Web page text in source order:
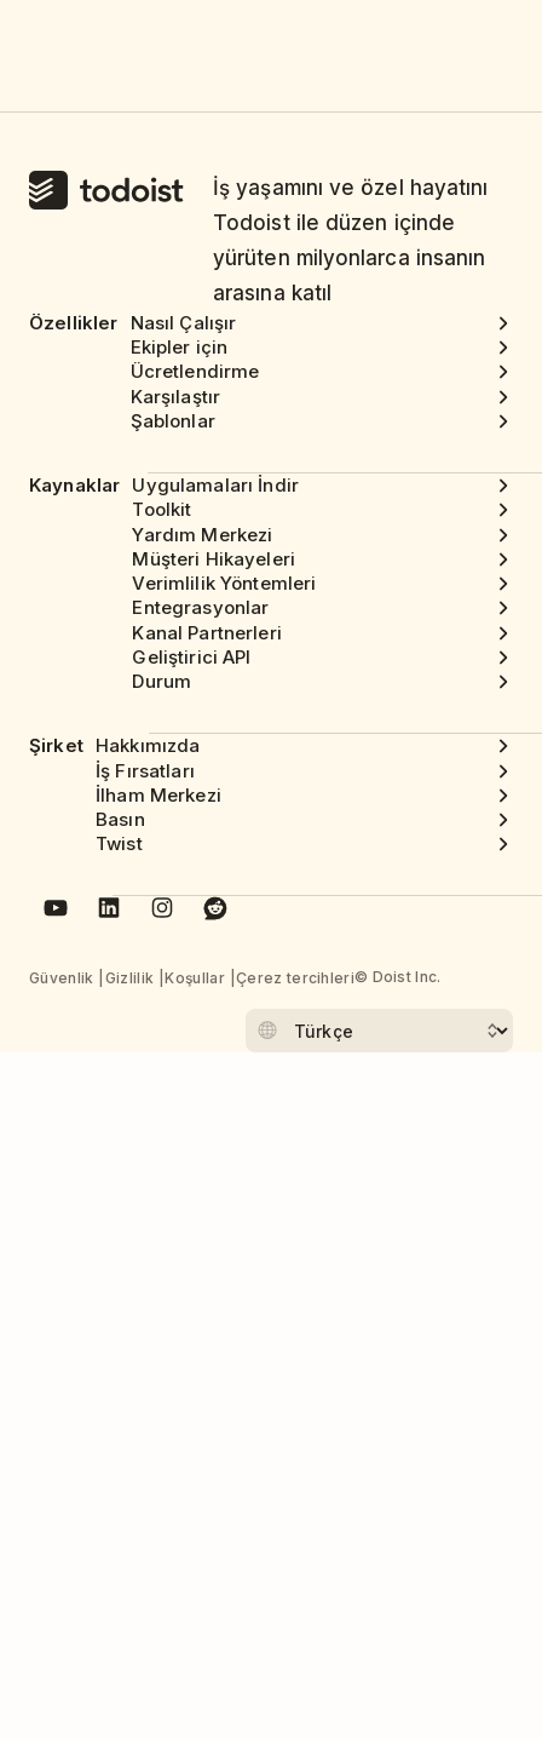
İş yaşamını ve özel hayatını
Todoist ile düzen içinde
yürüten milyonlarca insanın
arasına katıl
Özellikler
Nasıl Çalışır
Ekipler için
Ücretlendirme
Karşılaştır
Şablonlar
Kaynaklar Uygulamaları İndir
Toolkit
Yardım Merkezi
Müşteri Hikayeleri
Verimlilik Yöntemleri
Entegrasyonlar
Kanal Partnerleri
Geliştirici API
Durum
Şirket Hakkımızda
İş Fırsatları
İlham Merkezi
Basın
Twist
Güvenlik Gizlilik Koşullar Çerez tercihleri© Doist Inc.